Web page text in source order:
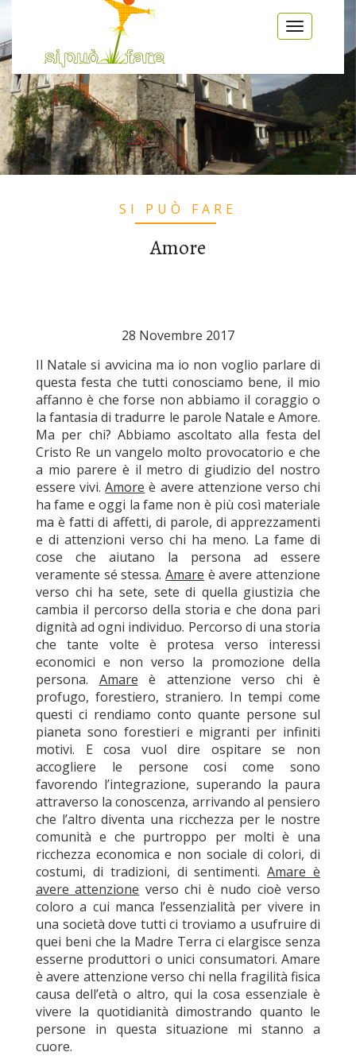
Salta al contenuto principale
Toggle
SI PUÒ FARE
Amore
28 Novembre 2017
Il Natale si avvicina ma io non voglio parlare di
questa festa che tutti conosciamo bene, il mio
affanno è che forse non abbiamo il coraggio o
la fantasia di tradurre le parole Natale e Amore.
Ma per chi? Abbiamo ascoltato alla festa del
Cristo Re un vangelo molto provocatorio e che
a mio parere è il metro di giudizio del nostro
essere vivi.Amore è avere attenzione verso chi
ha fame e oggi la fame non è più così materiale
ma è fatti di affetti, di parole, di apprezzamenti
e di attenzioni verso chi ha meno. La fame di
cose che aiutano la persona ad essere
veramente sé stessa. Amare è avere attenzione
verso chi ha sete, sete di quella giustizia che
cambia il percorso della storia e che dona pari
dignità ad ogni individuo. Percorso di una storia
che tante volte è protesa verso interessi
economici e non verso la promozione della
persona. Amare è attenzione verso chi è
profugo, forestiero, straniero. In tempi come
questi ci rendiamo conto quante persone sul
pianeta sono forestieri e migranti per infiniti
motivi. E cosa vuol dire ospitare se non
accogliere le persone cosi come sono
favorendo l’integrazione, superando la paura
attraverso la conoscenza, arrivando al pensiero
che l’altro diventa una ricchezza per le nostre
comunità e che purtroppo per molti è una
ricchezza economica e non sociale di colori, di
costumi, di tradizioni, di sentimenti.Amare è
avere attenzione verso chi è nudo cioè verso
coloro a cui manca l’essenzialità per vivere in
una società dove tutti ci troviamo a usufruire di
quei beni che la Madre Terra ci elargisce senza
esserne produttori o unici consumatori. Amare
è avere attenzione verso chi nella fragilità fisica
causa dell’età o altro, qui la cosa essenziale è
vivere la quotidianità dimostrando quanto le
persone in questa situazione mi stanno a
cuore.